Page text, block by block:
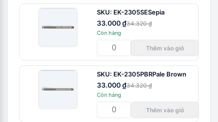
SKU: EK-2305SESepia
33.000 ₫34.320 ₫
Còn hàng
Thêm vào giỏ
SKU: EK-2305PBRPale Brown
33.000 ₫34.320 ₫
Còn hàng
Thêm vào giỏ